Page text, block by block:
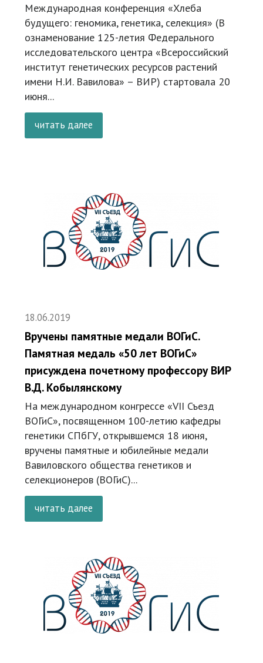
Международная конференция «Хлеба
будущего: геномика, генетика, селекция» (В
ознаменование 125-летия Федерального
исследовательского центра «Всероссийский
институт генетических ресурсов растений
имени Н.И. Вавилова» – ВИР) стартовала 20
июня...
читать далее
18.06.2019
Вручены памятные медали ВОГиС.
Памятная медаль «50 лет ВОГиС»
присуждена почетному профессору ВИР
В.Д. Кобылянскому
На международном конгрессе «VII Съезд
ВОГиС», посвященном 100-летию кафедры
генетики СПбГУ, открывшемся 18 июня,
вручены памятные и юбилейные медали
Вавиловского общества генетиков и
селекционеров (ВОГиС)...
читать далее